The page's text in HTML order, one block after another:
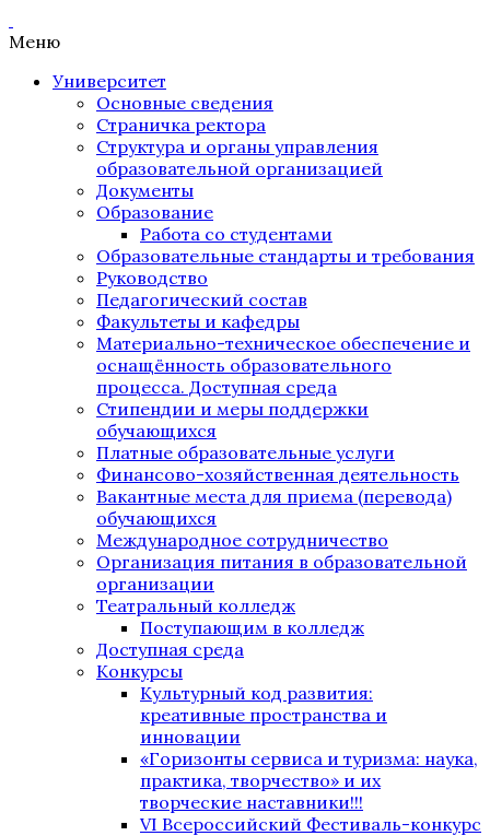
Меню
Университет
Основные сведения
Страничка ректора
Структура и органы управления
образовательной организацией
Документы
Образование
Работа со студентами
Образовательные стандарты и требования
Руководство
Педагогический состав
Факультеты и кафедры
Материально-техническое обеспечение и
оснащённость образовательного
процесса. Доступная среда
Стипендии и меры поддержки
обучающихся
Платные образовательные услуги
Финансово-хозяйственная деятельность
Вакантные места для приема (перевода)
обучающихся
Международное сотрудничество
Организация питания в образовательной
организации
Театральный колледж
Поступающим в колледж
Доступная среда
Конкурсы
Культурный код развития:
креативные пространства и
инновации
«Горизонты сервиса и туризма: наука,
практика, творчество» и их
творческие наставники!!!
VI Всероссийский Фестиваль-конкурс